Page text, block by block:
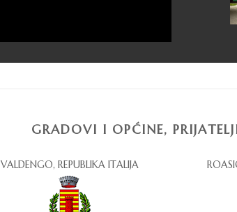
GRADOVI I OPĆINE,
VALDENGO, REPUBLIKA ITALIJA